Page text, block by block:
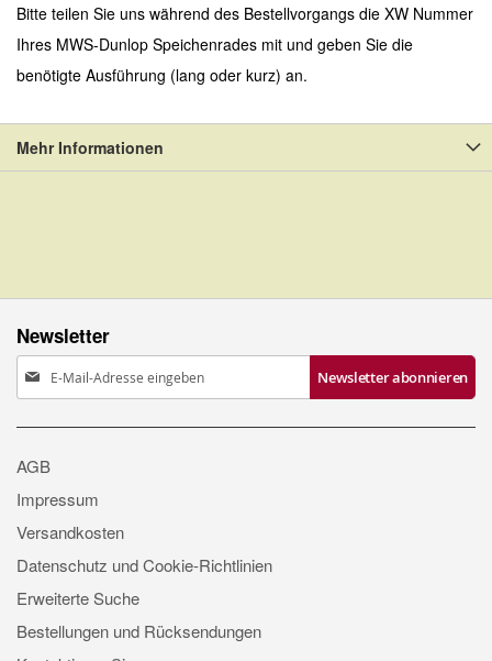
Bitte teilen Sie uns während des Bestellvorgangs die XW Nummer
Ihres MWS-Dunlop Speichenrades mit und geben Sie die
benötigte Ausführung (lang oder kurz) an.
Mehr Informationen
Newsletter
Anmeldung
zum
Newsletter:
Newsletter abonnieren
AGB
Impressum
Versandkosten
Datenschutz und Cookie-Richtlinien
Erweiterte Suche
Bestellungen und Rücksendungen